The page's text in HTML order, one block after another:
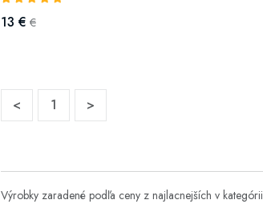
13 € €
< 1 >
Výrobky zaradené podľa ceny z najlacnejších v kategórii